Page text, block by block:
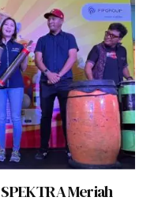
Meriah